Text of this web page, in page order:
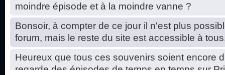
moindre épisode et à la moindre vanne ?
Bonsoir, à compter de ce jour il n'est plus
forum, mais le reste du site est accessible à
Heureux que tous ces souvenirs soient encore
regarde des épisodes de temps en temps sur